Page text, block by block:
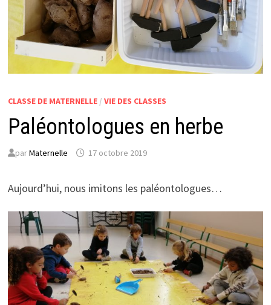
CLASSE DE MATERNELLE/ VIE DES CLASSES
Paléontologues en herbe
parMaternelle 17 octobre 2019
Aujourd’hui, nous imitons les paléontologues…